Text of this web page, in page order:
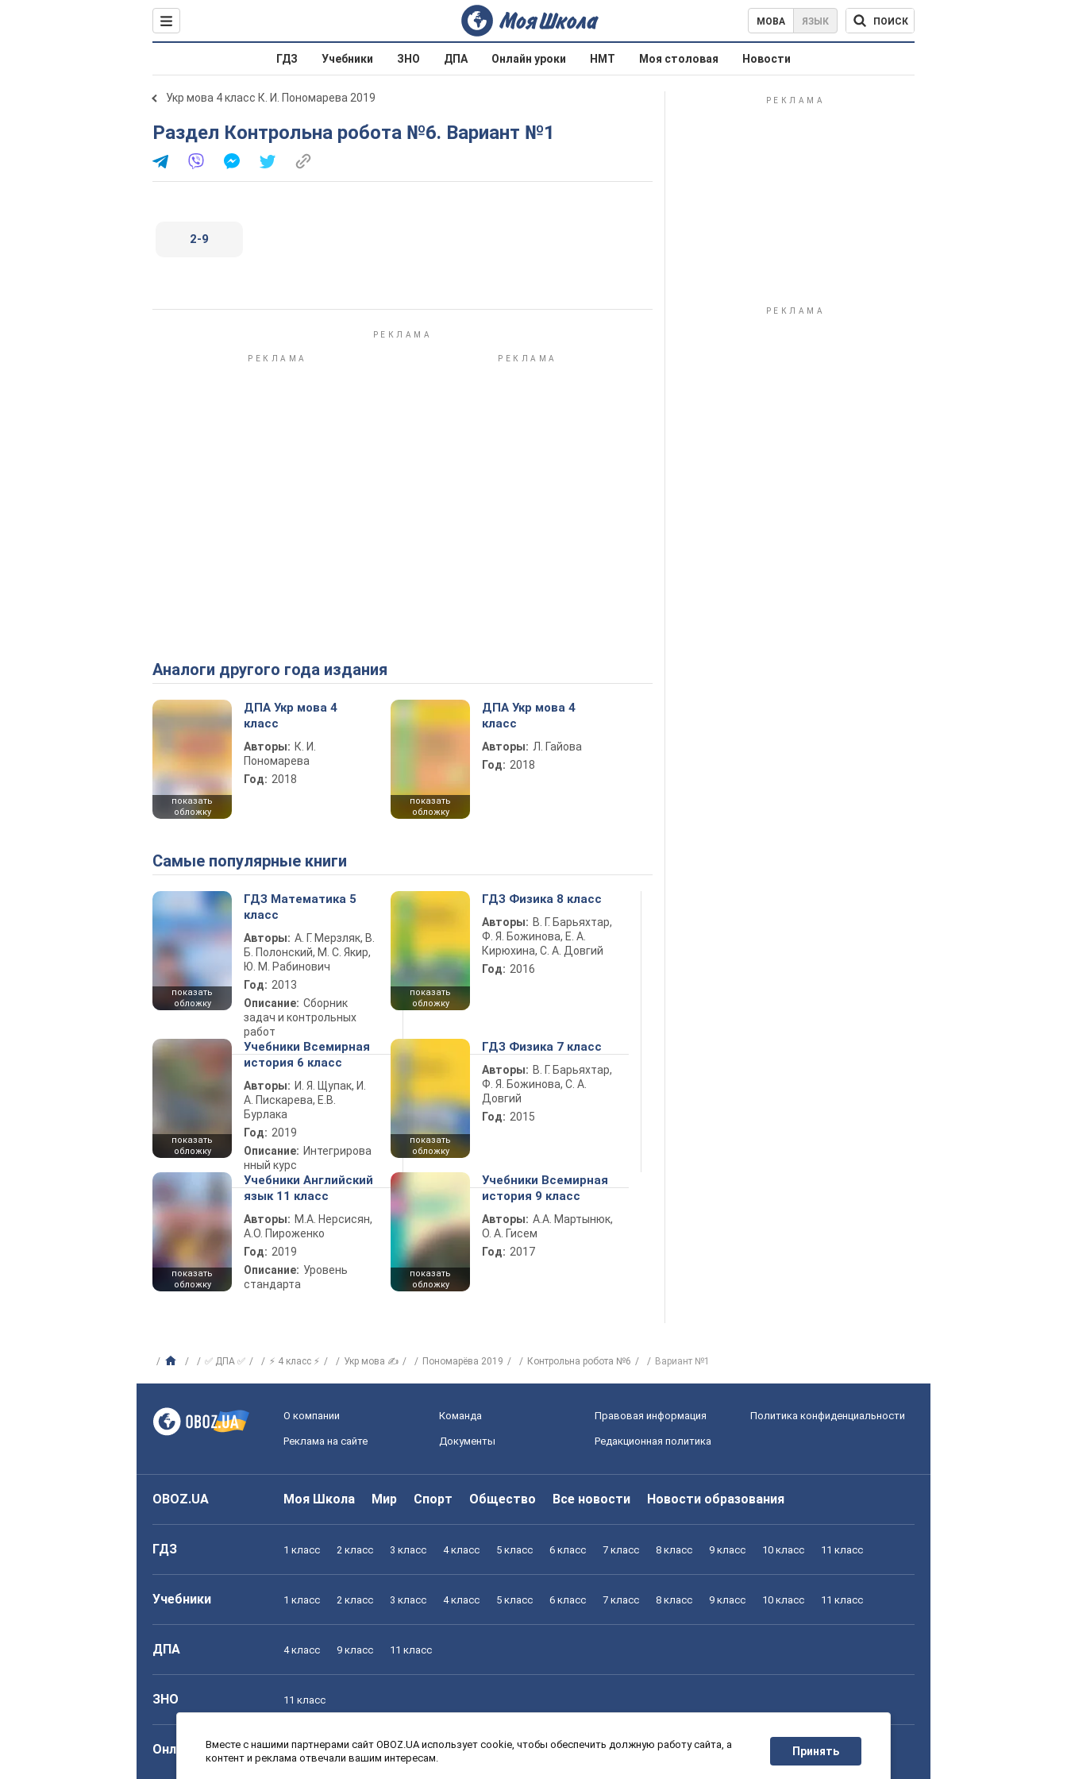
МОВА ЯЗЫК ПОИСК
ГДЗ Учебники ЗНО ДПА Онлайн уроки НМТ Моя столовая Новости
Укр мова 4 класс К. И. Пономарева 2019
Раздел Контрольна робота №6. Вариант №1
2-9
Аналоги другого года издания
показать
обложку
ДПА Укр мова 4
класс
Авторы: К. И.
Пономарева
Год: 2018
показать
обложку
ДПА Укр мова 4
класс
Авторы: Л. Гайова
Год: 2018
Самые популярные книги
показать
обложку
ГДЗ Математика 5
класс
Авторы: А. Г. Мерзляк, В.
Б. Полонский, М. С. Якир,
Ю. М. Рабинович
Год: 2013
Описание: Сборник
задач и контрольных
работ
показать
обложку
ГДЗ Физика 8 класс
Авторы: В. Г. Барьяхтар,
Ф. Я. Божинова, Е. А.
Кирюхина, С. А. Довгий
Год: 2016
показать
обложку
Учебники Всемирная
история 6 класс
Авторы: И. Я. Щупак, И.
А. Пискарева, Е.В.
Бурлака
Год: 2019
Описание: Интегрирова
нный курс
показать
обложку
ГДЗ Физика 7 класс
Авторы: В. Г. Барьяхтар,
Ф. Я. Божинова, С. А.
Довгий
Год: 2015
показать
обложку
Учебники Английский
язык 11 класс
Авторы: М.А. Нерсисян,
А.О. Пироженко
Год: 2019
Описание: Уровень
стандарта
показать
обложку
Учебники Всемирная
история 9 класс
Авторы: А.А. Мартынюк,
О. А. Гисем
Год: 2017
✅ ДПА ✅ ⚡ 4 класс ⚡ Укр мова ✍ Пономарёва 2019 Контрольна робота №6 Вариант №1
О компании Команда Правовая информация Политика конфиденциальности
Реклама на сайте Документы Редакционная политика
OBOZ.UA Моя Школа Мир Спорт Общество Все новости Новости образования
ГДЗ 1 класс 2 класс 3 класс 4 класс 5 класс 6 класс 7 класс 8 класс 9 класс 10 класс 11 класс
Учебники 1 класс 2 класс 3 класс 4 класс 5 класс 6 класс 7 класс 8 класс 9 класс 10 класс 11 класс
ДПА 4 класс 9 класс 11 класс
ЗНО 11 класс
Онлайн уроки 1 класс 2 класс 3 класс 4 класс 5 класс 6 класс 7 класс 8 класс 9 класс 10 класс 11 класс
Вместе с нашими партнерами сайт OBOZ.UA использует cookie, чтобы обеспечить должную работу сайта, а
контент и реклама отвечали вашим интересам.
Принять